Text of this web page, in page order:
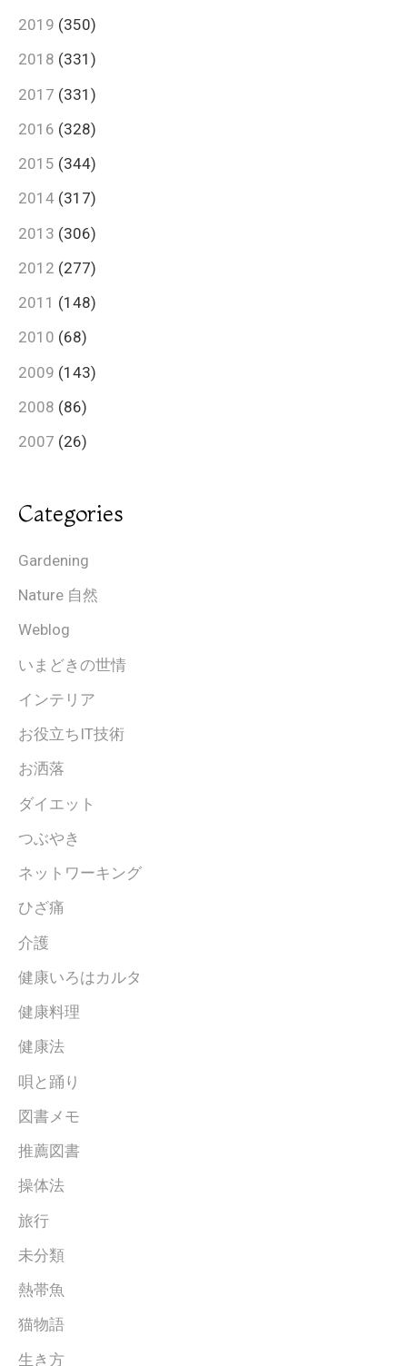
2019 (350)
2018 (331)
2017 (331)
2016 (328)
2015 (344)
2014 (317)
2013 (306)
2012 (277)
2011 (148)
2010 (68)
2009 (143)
2008 (86)
2007 (26)
Categories
Gardening
Nature 自然
Weblog
いまどきの世情
インテリア
お役立ちIT技術
お洒落
ダイエット
つぶやき
ネットワーキング
ひざ痛
介護
健康いろはカルタ
健康料理
健康法
唄と踊り
図書メモ
推薦図書
操体法
旅行
未分類
熱帯魚
猫物語
生き方